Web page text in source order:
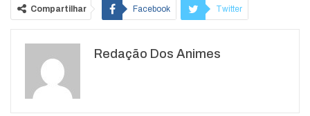
Compartilhar Facebook Twitter
WhatsApp
Redação Dos Animes